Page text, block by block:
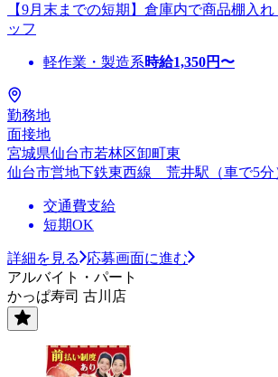
【9月末までの短期】倉庫内で商品棚入
ッフ
軽作業・製造系時給1,350円〜
勤務地
面接地
宮城県仙台市若林区卸町東
仙台市営地下鉄東西線 荒井駅（車で5分
交通費支給
短期OK
詳細を見る
応募画面に進む
アルバイト・パート
かっぱ寿司 古川店